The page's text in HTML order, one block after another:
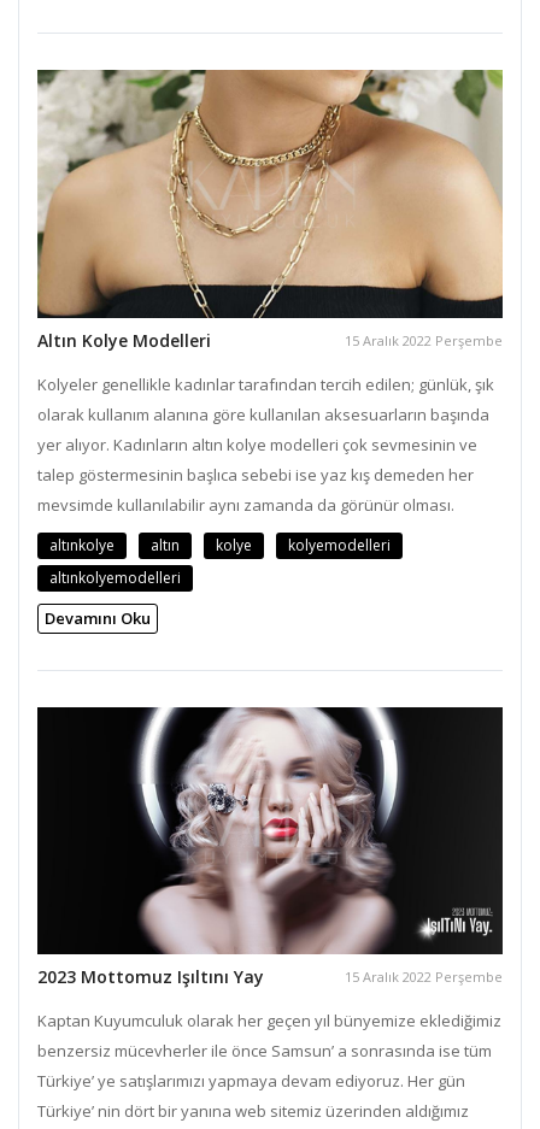
Altın Kolye Modelleri 15 Aralık 2022 Perşembe
Kolyeler genellikle kadınlar tarafından tercih edilen; günlük, şık
olarak kullanım alanına göre kullanılan aksesuarların başında
yer alıyor. Kadınların altın kolye modelleri çok sevmesinin ve
talep göstermesinin başlıca sebebi ise yaz kış demeden her
mevsimde kullanılabilir aynı zamanda da görünür olması.
altınkolye altın kolye
kolyemodelleri
altınkolyemodelleri
Devamını Oku
2023 Mottomuz Işıltını Yay 15 Aralık 2022 Perşembe
Kaptan Kuyumculuk olarak her geçen yıl bünyemize eklediğimiz
benzersiz mücevherler ile önce Samsun’ a sonrasında ise tüm
Türkiye’ ye satışlarımızı yapmaya devam ediyoruz. Her gün
Türkiye’ nin dört bir yanına web sitemiz üzerinden aldığımız